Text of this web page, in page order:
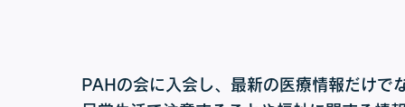
PAHの会に入会し、最新の医療情報だけで